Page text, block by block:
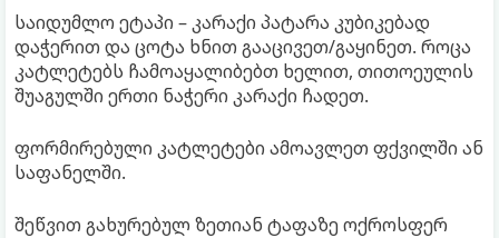
საიდუმლო ეტაპი – კარაქი პატარა კუბიკებად
დაჭერით და ცოტა ხნით გააცივეთ/გაყინეთ. როცა
კატლეტებს ჩამოაყალიბებთ ხელით, თითოეულის
შუაგულში ერთი ნაჭერი კარაქი ჩადეთ.
ფორმირებული კატლეტები ამოავლეთ ფქვილში ან
საფანელში.
შეწვით გახურებულ ზეთიან ტაფაზე ოქროსფერ